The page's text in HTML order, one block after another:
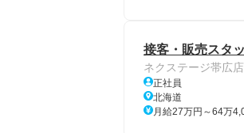
接客・販売スタ
ネクステージ帯広店
正社員
北海道
月給27万円～64万